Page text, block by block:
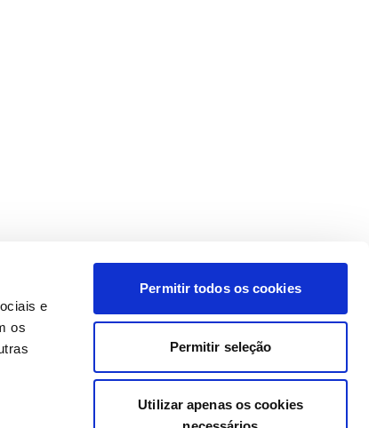
e
os
Permitir todos os cookies
Permitir seleção
Utilizar apenas os cookies